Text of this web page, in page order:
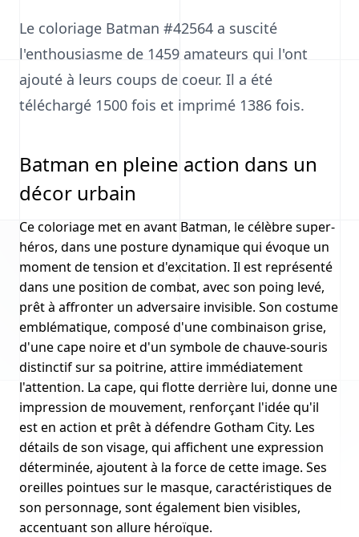
Le coloriage Batman #42564 a suscité
l'enthousiasme de 1459 amateurs qui l'ont
ajouté à leurs coups de coeur. Il a été
téléchargé 1500 fois et imprimé 1386 fois.
Batman en pleine action dans un
décor urbain
Ce coloriage met en avant Batman, le célèbre super-
héros, dans une posture dynamique qui évoque un
moment de tension et d'excitation. Il est représenté
dans une position de combat, avec son poing levé,
prêt à affronter un adversaire invisible. Son costume
emblématique, composé d'une combinaison grise,
d'une cape noire et d'un symbole de chauve-souris
distinctif sur sa poitrine, attire immédiatement
l'attention. La cape, qui flotte derrière lui, donne une
impression de mouvement, renforçant l'idée qu'il
est en action et prêt à défendre Gotham City. Les
détails de son visage, qui affichent une expression
déterminée, ajoutent à la force de cette image. Ses
oreilles pointues sur le masque, caractéristiques de
son personnage, sont également bien visibles,
accentuant son allure héroïque.